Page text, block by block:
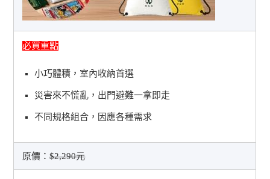
必買重點
小巧體積，室內收納首選
災害來不慌亂，出門避難一拿即走
不同規格組合，因應各種需求
原價：$2,290元